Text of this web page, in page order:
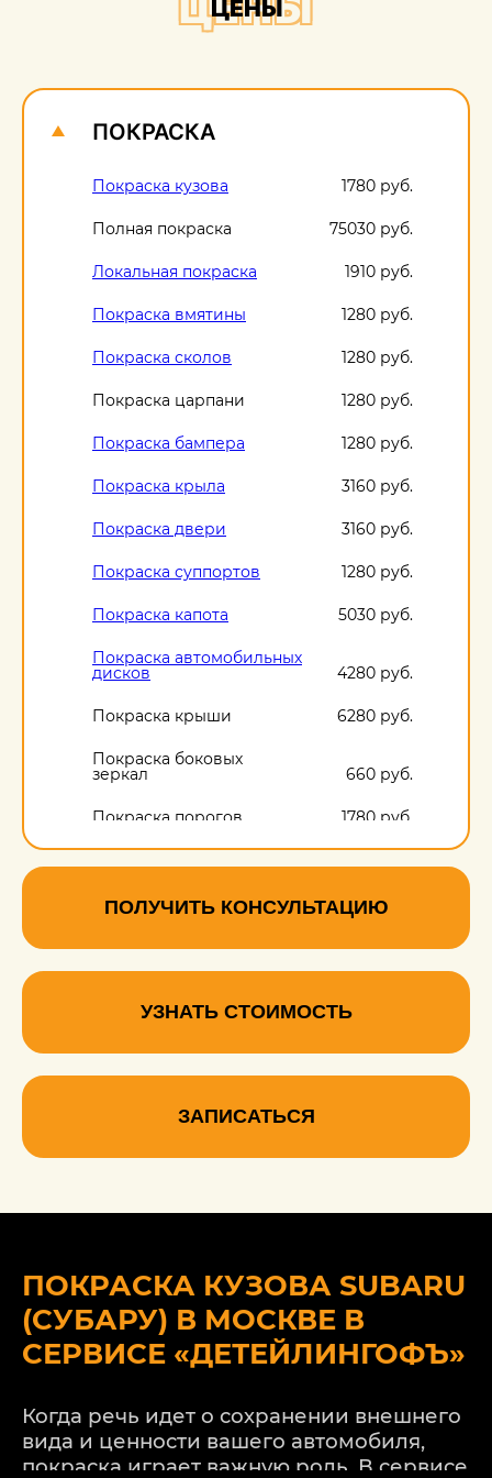
ЦЕНЫ
ПОКРАСКА
Покраска кузова 1780 руб.
Полная покраска 75030 руб.
Локальная покраска 1910 руб.
Покраска вмятины 1280 руб.
Покраска сколов 1280 руб.
Покраска царпани 1280 руб.
Покраска бампера 1280 руб.
Покраска крыла 3160 руб.
Покраска двери 3160 руб.
Покраска суппортов 1280 руб.
Покраска капота 5030 руб.
Покраска автомобильных
дисков 4280 руб.
Покраска крыши 6280 руб.
Покраска боковых
зеркал 660 руб.
Покраска порогов 1780 руб.
ПОЛУЧИТЬ КОНСУЛЬТАЦИЮ
УЗНАТЬ СТОИМОСТЬ
ЗАПИСАТЬСЯ
ПОКРАСКА КУЗОВА SUBARU
(СУБАРУ) В МОСКВЕ В
СЕРВИСЕ «ДЕТЕЙЛИНГОФЪ»
Когда речь идет о сохранении внешнего
вида и ценности вашего автомобиля,
покраска играет важную роль. В сервисе